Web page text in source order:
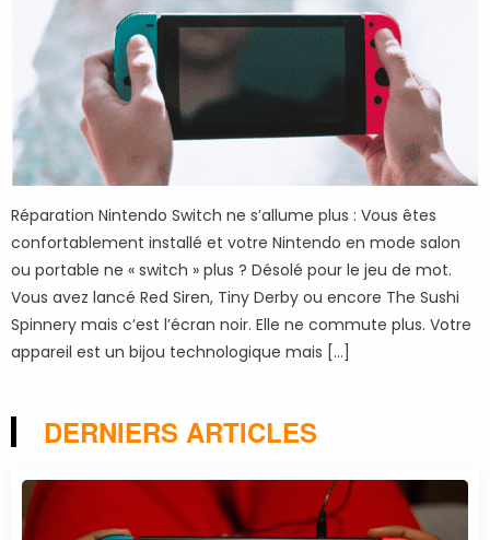
Réparation Nintendo Switch ne s’allume plus : Vous êtes
confortablement installé et votre Nintendo en mode salon
ou portable ne « switch » plus ? Désolé pour le jeu de mot.
Vous avez lancé Red Siren, Tiny Derby ou encore The Sushi
Spinnery mais c’est l’écran noir. Elle ne commute plus. Votre
appareil est un bijou technologique mais […]
DERNIERS ARTICLES